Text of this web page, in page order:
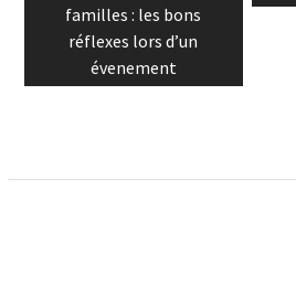
l’article
post:
familles : les bons
réflexes lors d’un
évenement